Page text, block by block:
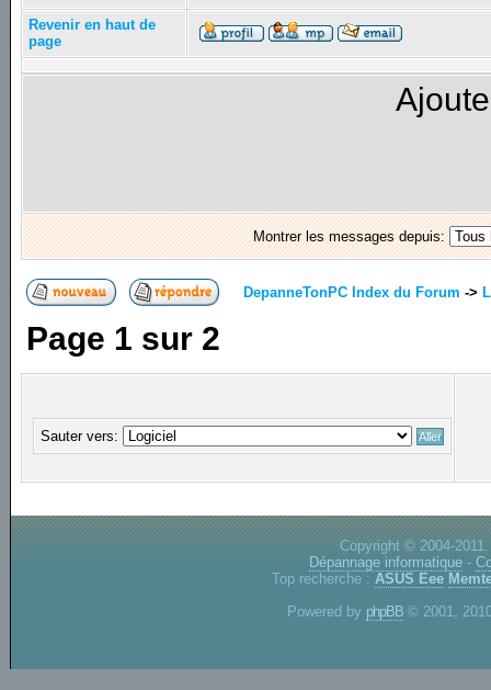
Revenir en haut de
page
Montrer les messages depuis:
DepanneTonPC Index du Forum ->
Page 1 sur 2
Sauter vers:
Copyright © 2004-
Dépannage informatique -
Top recherche : ASUS Eee
Powered by phpBB © 2001,